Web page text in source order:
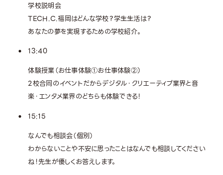
学校説明会
TECH.C.福岡はどんな学校？学生生活は？
あなたの夢を実現するための学校紹介。
13:40
体験授業（お仕事体験①お仕事体験②）
2校合同のイベントだからデジタル・クリエーティブ業界と音
楽・エンタメ業界のどちらも体験できる！
15:15
なんでも相談会（個別）
わからないことや不安に思ったことはなんでも相談してください
ね！先生が優しくお答えします。